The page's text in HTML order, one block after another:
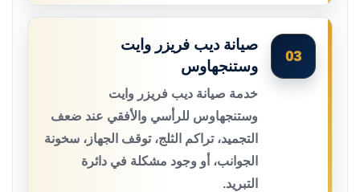
03
صيانة ديب فريزر وايت
وستنجهاوس
خدمة صيانة ديب فريزر وايت
وستنجهاوس للرأسي والأفقي عند ضعف
التجميد، تراكم الثلج، توقف الجهاز، سخونة
الجوانب، أو وجود مشكلة في دائرة
التبريد.